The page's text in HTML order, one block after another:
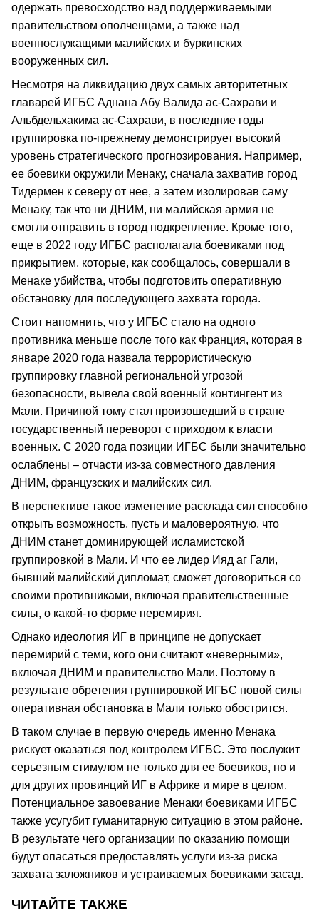
одержать превосходство над поддерживаемыми
правительством ополченцами, а также над
военнослужащими малийских и буркинских
вооруженных сил.
Несмотря на ликвидацию двух самых авторитетных
главарей ИГБС Аднана Абу Валида ас-Сахрави и
Альбдельхакима ас-Сахрави, в последние годы
группировка по-прежнему демонстрирует высокий
уровень стратегического прогнозирования. Например,
ее боевики окружили Менаку, сначала захватив город
Тидермен к северу от нее, а затем изолировав саму
Менаку, так что ни ДНИМ, ни малийская армия не
смогли отправить в город подкрепление. Кроме того,
еще в 2022 году ИГБС располагала боевиками под
прикрытием, которые, как сообщалось, совершали в
Менаке убийства, чтобы подготовить оперативную
обстановку для последующего захвата города.
Стоит напомнить, что у ИГБС стало на одного
противника меньше после того как Франция, которая в
январе 2020 года назвала террористическую
группировку главной региональной угрозой
безопасности, вывела свой военный контингент из
Мали. Причиной тому стал произошедший в стране
государственный переворот с приходом к власти
военных. С 2020 года позиции ИГБС были значительно
ослаблены – отчасти из-за совместного давления
ДНИМ, французских и малийских сил.
В перспективе такое изменение расклада сил способно
открыть возможность, пусть и маловероятную, что
ДНИМ станет доминирующей исламистской
группировкой в Мали. И что ее лидер Ияд аг Гали,
бывший малийский дипломат, сможет договориться со
своими противниками, включая правительственные
силы, о какой-то форме перемирия.
Однако идеология ИГ в принципе не допускает
перемирий с теми, кого они считают «неверными»,
включая ДНИМ и правительство Мали. Поэтому в
результате обретения группировкой ИГБС новой силы
оперативная обстановка в Мали только обострится.
В таком случае в первую очередь именно Менака
рискует оказаться под контролем ИГБС. Это послужит
серьезным стимулом не только для ее боевиков, но и
для других провинций ИГ в Африке и мире в целом.
Потенциальное завоевание Менаки боевиками ИГБС
также усугубит гуманитарную ситуацию в этом районе.
В результате чего организации по оказанию помощи
будут опасаться предоставлять услуги из-за риска
захвата заложников и устраиваемых боевиками засад.
ЧИТАЙТЕ ТАКЖЕ